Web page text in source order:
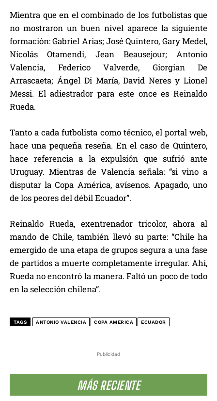
Publicidad
MÁS RECIENTE
Mientra que en el combinado de los futbolistas que
no mostraron un buen nivel aparece la siguiente
formación: Gabriel Arias; José Quintero, Gary Medel,
Nicolás Otamendi, Jean Beausejour; Antonio
Valencia, Federico Valverde, Giorgian De
Arrascaeta; Ángel Di María, David Neres y Lionel
Messi. El adiestrador para este once es Reinaldo
Rueda.
Tanto a cada futbolista como técnico, el portal web,
hace una pequeña reseña. En el caso de Quintero,
hace referencia a la expulsión que sufrió ante
Uruguay. Mientras de Valencia señala: “si vino a
disputar la Copa América, avísenos. Apagado, uno
de los peores del débil Ecuador”.
Reinaldo Rueda, exentrenador tricolor, ahora al
mando de Chile, también llevó su parte: “Chile ha
emergido de una etapa de grupos segura a una fase
de partidos a muerte completamente irregular. Ahí,
Rueda no encontró la manera. Faltó un poco de todo
en la selección chilena”.
TAGS ANTONIO VALENCIA COPA AMERICA ECUADOR